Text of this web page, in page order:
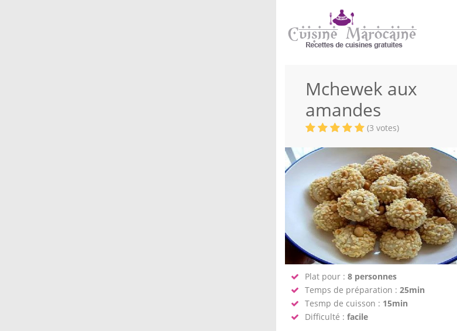
Mchewek aux
amandes
(3 votes)
Plat pour : 8 personnes
Temps de préparation : 25min
Tesmp de cuisson : 15min
Difficulté : facile